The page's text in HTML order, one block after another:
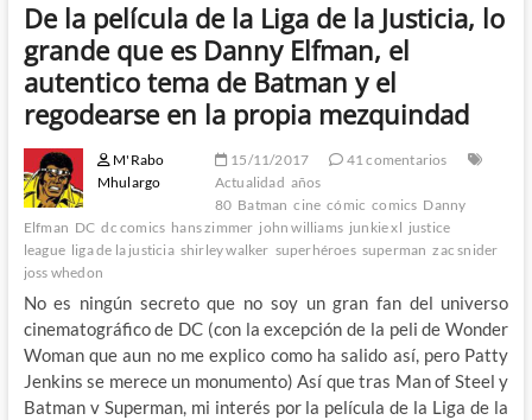
De la película de la Liga de la Justicia, lo
grande que es Danny Elfman, el
autentico tema de Batman y el
regodearse en la propia mezquindad
M'Rabo
Mhulargo
15/11/2017
41 comentarios
Actualidad años
80 Batman cine cómic comics Danny
Elfman DC dc comics hans zimmer john williams junkie xl justice
league liga de la justicia shirley walker superhéroes superman zac snider
joss whedon
No es ningún secreto que no soy un gran fan del universo
cinematográfico de DC (con la excepción de la peli de Wonder
Woman que aun no me explico como ha salido así, pero Patty
Jenkins se merece un monumento) Así que tras Man of Steel y
Batman v Superman, mi interés por la película de la Liga de la